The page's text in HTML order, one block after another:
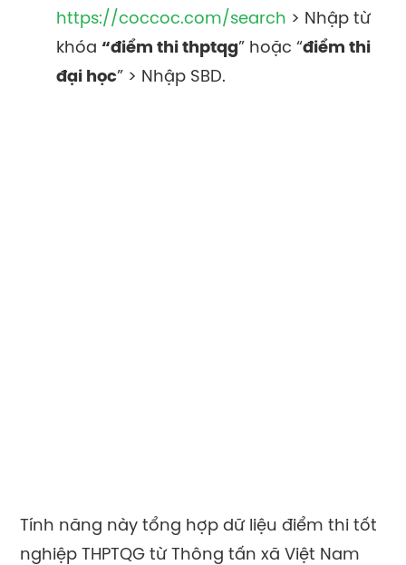
https://coccoc.com/search > Nhập từ
khóa “điểm thi thptqg” hoặc “điểm thi
đại học” > Nhập SBD.
Tính năng này tổng hợp dữ liệu điểm thi tốt
nghiệp THPTQG từ Thông tấn xã Việt Nam